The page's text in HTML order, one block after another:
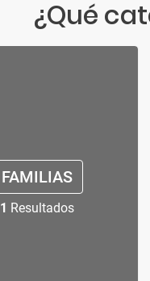
¿Qué
FAMILIAS
1 Resultados